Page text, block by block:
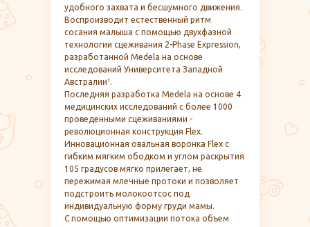
удобного захвата и бесшумного движения.
Воспроизводит естественный ритм
сосания малыша с помощью двухфазной
технологии сцеживания 2-Phase Expression,
разработанной Medela на основе
исследований Университета Западной
Австралии¹.
Последняя разработка Medela на основе 4
медицинских исследований с более 1000
проведенными сцеживаниями -
революционная конструкция Flex.
Инновационная овальная воронка Flex с
гибким мягким ободком и углом раскрытия
105 градусов мягко прилегает, не
пережимая млечные протоки и позволяет
подстроить молокоотсос под
индивидуальную форму груди мамы.
С помощью оптимизации потока объем